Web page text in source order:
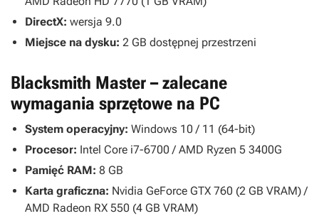
DirectX: wersja 9.0
Miejsce na dysku: 2 GB dostępnej przestrzeni
Blacksmith Master – zalecane
wymagania sprzętowe na PC
System operacyjny: Windows 10 / 11 (64-bit)
Procesor: Intel Core i7-6700 / AMD Ryzen 5 3400G
Pamięć RAM: 8 GB
Karta graficzna: Nvidia GeForce GTX 760 (2 GB VRAM) /
AMD Radeon RX 550 (4 GB VRAM)